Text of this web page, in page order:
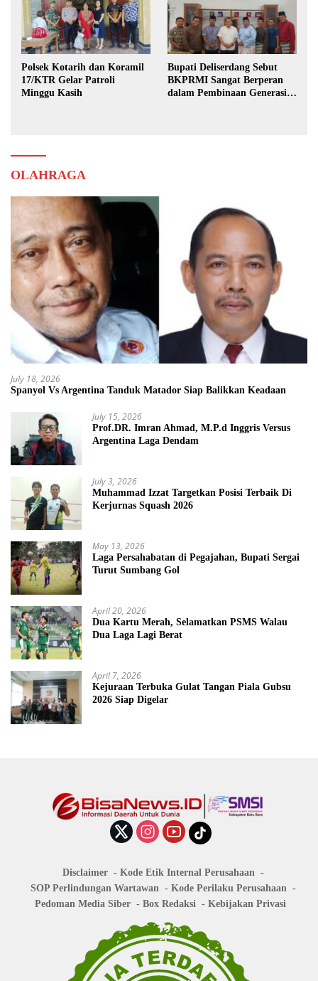
Polsek Kotarih dan Koramil
17/KTR Gelar Patroli
Minggu Kasih
Bupati Deliserdang Sebut
BKPRMI Sangat Berperan
dalam Pembinaan Generasi
OLAHRAGA
July 18, 2026
Spanyol Vs Argentina Tanduk Matador Siap Balikkan Keadaan
July 15, 2026
Prof.DR. Imran Ahmad, M.P.d Inggris Versus
Argentina Laga Dendam
July 3, 2026
Muhammad Izzat Targetkan Posisi Terbaik Di
Kerjurnas Squash 2026
May 13, 2026
Laga Persahabatan di Pegajahan, Bupati Sergai
Turut Sumbang Gol
April 20, 2026
Dua Kartu Merah, Selamatkan PSMS Walau
Dua Laga Lagi Berat
April 7, 2026
Kejuraan Terbuka Gulat Tangan Piala Gubsu
2026 Siap Digelar
Disclaimer
Kode Etik Internal Perusahaan
SOP Perlindungan Wartawan
Kode Perilaku Perusahaan
Pedoman Media Siber
Box Redaksi Kebijakan Privasi